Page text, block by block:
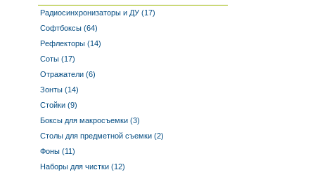
Радиосинхронизаторы и ДУ (17)
Софтбоксы (64)
Рефлекторы (14)
Соты (17)
Отражатели (6)
Зонты (14)
Стойки (9)
Боксы для макросъемки (3)
Столы для предметной съемки (2)
Фоны (11)
Наборы для чистки (12)